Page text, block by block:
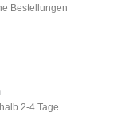
Bestellungen
2-4 Tage